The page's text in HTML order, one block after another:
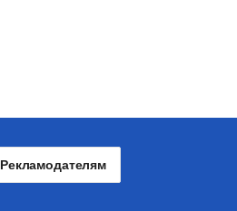
Рекламодателям